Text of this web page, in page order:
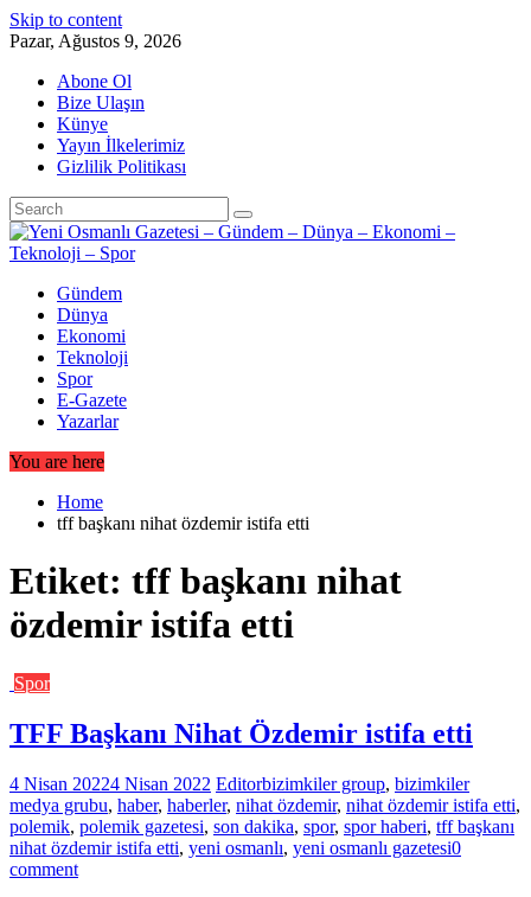
Skip to content
Pazar, Ağustos 9, 2026
Abone Ol
Bize Ulaşın
Künye
Yayın İlkelerimiz
Gizlilik Politikası
Gündem
Dünya
Ekonomi
Teknoloji
Spor
E-Gazete
Yazarlar
You are here
Home
tff başkanı nihat özdemir istifa etti
Etiket: tff başkanı nihat
özdemir istifa etti
Spor
TFF Başkanı Nihat Özdemir istifa etti
4 Nisan 20224 Nisan 2022 Editorbizimkiler group, bizimkiler
medya grubu, haber, haberler, nihat özdemir, nihat özdemir istifa etti,
polemik, polemik gazetesi, son dakika, spor, spor haberi, tff başkanı
nihat özdemir istifa etti, yeni osmanlı, yeni osmanlı gazetesi0
comment